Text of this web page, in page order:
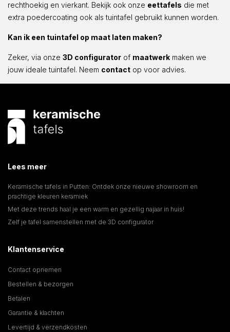
rechthoekig en vierkant. Bekijk ook onze eettafels die met
extra poedercoating ook als tuintafel gebruikt kunnen worden.
Kan ik een tuintafel op maat laten maken?
Zeker, via onze 3D configurator of maatwerk maken we
jouw ideale tuintafel. Neem contact op voor advies.
Lees meer
Keramische tafels in Putten: Ontdek onze nieuwe showroom en
prachtige kleuren keramiek
Met deze trends haal je een warm en gezellig najaar in huis!
Zelf je tafel samenstellen met de 3D configurator
Klantenservice
Contact opnemen
Bestellen & bezorgen
Betalen
Garantie & klachten
Levertijd & verzendkosten